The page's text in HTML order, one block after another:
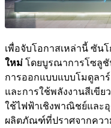
เพื่อจับโอกาสเหล่านี้ ซัน
ใหม่ โดยบูรณาการโซลู
การออกแบบแบบโมดูลา
และการใช้พลังงานสีเขีย
ใช้ไฟฟ้าเชิงพาณิชย์และ
ผลิตภัณฑ์ที่ปราศจากควา